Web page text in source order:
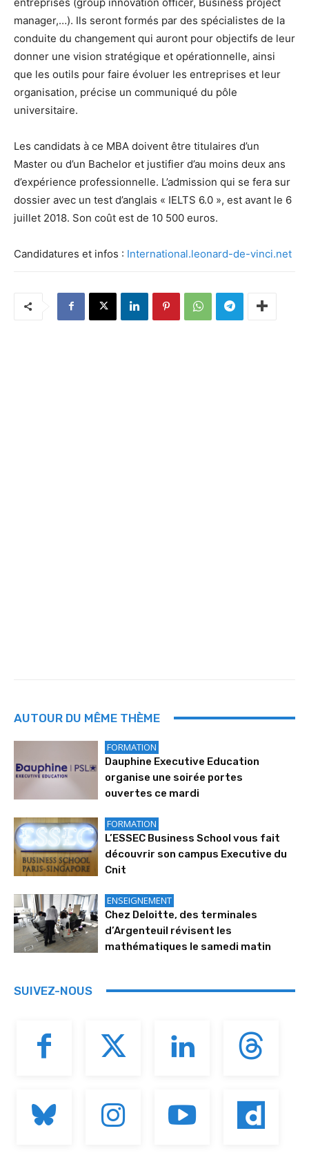
manager,…). Ils seront formés par des spécialistes de la
conduite du changement qui auront pour objectifs de leur
donner une vision stratégique et opérationnelle, ainsi
que les outils pour faire évoluer les entreprises et leur
organisation, précise un communiqué du pôle
universitaire.
Les candidats à ce MBA doivent être titulaires d’un
Master ou d’un Bachelor et justifier d’au moins deux ans
d’expérience professionnelle. L’admission qui se fera sur
dossier avec un test d’anglais « IELTS 6.0 », est avant le 6
juillet 2018. Son coût est de 10 500 euros.
Candidatures et infos : International.leonard-de-vinci.net
AUTOUR DU MÊME THÈME
FORMATION
Dauphine Executive Education
organise une soirée portes
ouvertes ce mardi
FORMATION
L’ESSEC Business School vous fait
découvrir son campus Executive du
Cnit
ENSEIGNEMENT
Chez Deloitte, des terminales
d’Argenteuil révisent les
mathématiques le samedi matin
SUIVEZ-NOUS